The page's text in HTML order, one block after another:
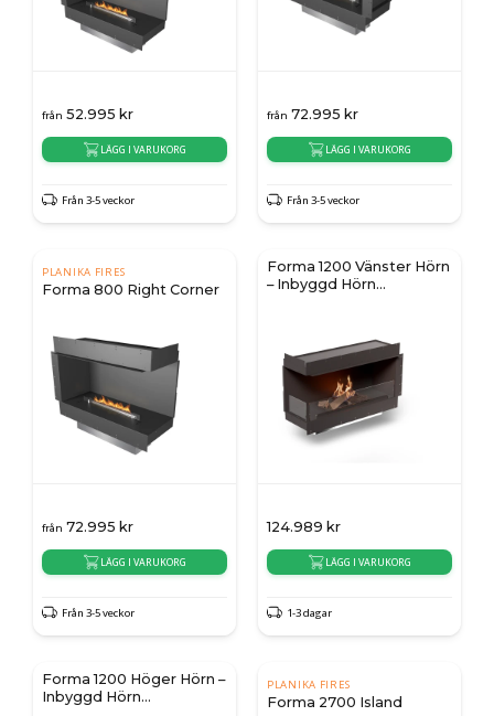
från 52.995 kr
LÄGG I VARUKORG
Från 3-5 veckor
från 72.995 kr
LÄGG I VARUKORG
Från 3-5 veckor
PLANIKA FIRES
Forma 800 Right Corner
från 72.995 kr
LÄGG I VARUKORG
Från 3-5 veckor
Forma 1200 Vänster Hörn
– Inbyggd Hörn
124.989 kr
LÄGG I VARUKORG
1-3 dagar
Forma 1200 Höger Hörn –
Inbyggd Hörn
PLANIKA FIRES
Forma 2700 Island